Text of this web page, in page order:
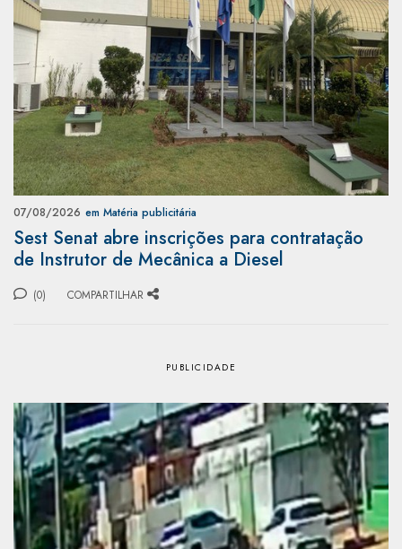
07/08/2026 em Matéria publicitária
Sest Senat abre inscrições para contratação
de Instrutor de Mecânica a Diesel
(0) COMPARTILHAR